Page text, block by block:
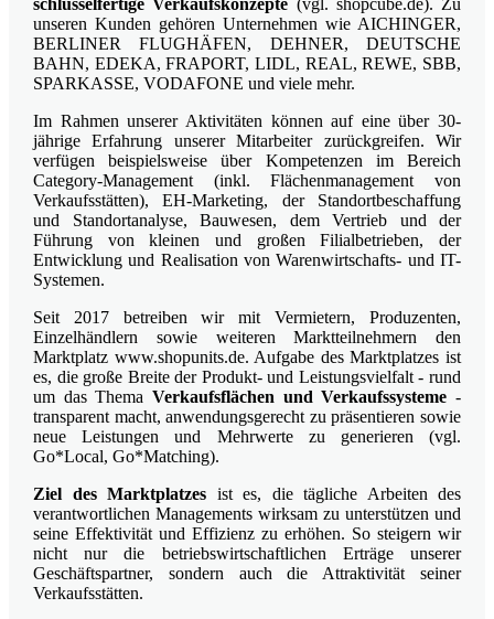
unseren Kunden gehören Unternehmen wie AICHINGER,
BERLINER FLUGHÄFEN, DEHNER, DEUTSCHE
BAHN, EDEKA, FRAPORT, LIDL, REAL, REWE, SBB,
SPARKASSE, VODAFONE und viele mehr.
Im Rahmen unserer Aktivitäten können auf eine über 30-
jährige Erfahrung unserer Mitarbeiter zurückgreifen. Wir
verfügen beispielsweise über Kompetenzen im Bereich
Category-Management (inkl. Flächenmanagement von
Verkaufsstätten), EH-Marketing, der Standortbeschaffung
und Standortanalyse, Bauwesen, dem Vertrieb und der
Führung von kleinen und großen Filialbetrieben, der
Entwicklung und Realisation von Warenwirtschafts- und IT-
Systemen.
Seit 2017 betreiben wir mit Vermietern, Produzenten,
Einzelhändlern sowie weiteren Marktteilnehmern den
Marktplatz www.shopunits.de. Aufgabe des Marktplatzes ist
es, die große Breite der Produkt- und Leistungsvielfalt - rund
um das Thema Verkaufsflächen und Verkaufssysteme -
transparent macht, anwendungsgerecht zu präsentieren sowie
neue Leistungen und Mehrwerte zu generieren (vgl.
Go*Local, Go*Matching).
Ziel des Marktplatzes ist es, die tägliche Arbeiten des
verantwortlichen Managements wirksam zu unterstützen und
seine Effektivität und Effizienz zu erhöhen. So steigern wir
nicht nur die betriebswirtschaftlichen Erträge unserer
Geschäftspartner, sondern auch die Attraktivität seiner
Verkaufsstätten.